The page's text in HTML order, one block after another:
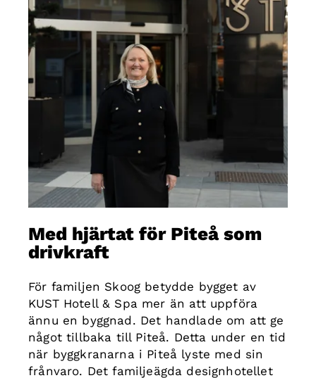
Med hjärtat för Piteå som
drivkraft
För familjen Skoog betydde bygget av
KUST Hotell & Spa mer än att uppföra
ännu en byggnad. Det handlade om att ge
något tillbaka till Piteå. Detta under en tid
när byggkranarna i Piteå lyste med sin
frånvaro. Det familjeägda designhotellet